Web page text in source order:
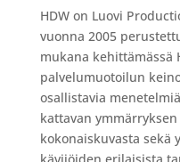
HDW on Luovi
vuonna 2005
mukana kehittämässä
palvelumuotoilun
osallistavia
kattavan
kokonaiskuvasta sekä